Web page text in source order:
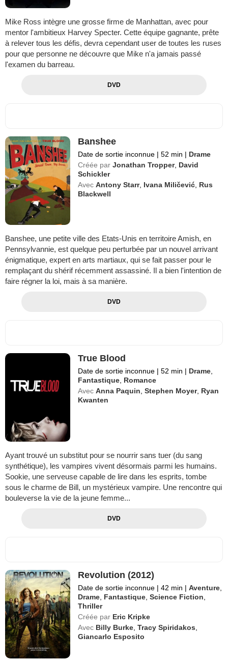
Mike Ross intègre une grosse firme de Manhattan, avec pour
mentor l'ambitieux Harvey Specter. Cette équipe gagnante, prête
à relever tous les défis, devra cependant user de toutes les ruses
pour que personne ne découvre que Mike n'a jamais passé
l'examen du barreau.
DVD
Banshee
Date de sortie inconnue | 52 min | Drame
Créée par Jonathan Tropper, David
Schickler
Avec Antony Starr, Ivana Miličević Rus
Blackwell
Banshee, une petite ville des Etats-Unis en territoire Amish, en
Pennsylvannie, est quelque peu perturbée par un nouvel arrivant
énigmatique, expert en arts martiaux, qui se fait passer pour le
remplaçant du shérif récemment assassiné. Il a bien l'intention de
faire régner la loi, mais à sa manière.
DVD
True Blood
Date de sortie inconnue | 52 min | Drame
Fantastique Romance
Avec Anna Paquin ,Stephen Moyer, Ryan
Kwanten
Ayant trouvé un substitut pour se nourrir sans tuer (du sang
synthétique), les vampires vivent désormais parmi les humains.
Sookie, une serveuse capable de lire dans les esprits, tombe
sous le charme de Bill, un mystérieux vampire. Une rencontre qui
bouleverse la vie de la jeune femme...
DVD
Revolution (2012)
Date de sortie inconnue | 42 min | Aventure
Drame Fantastique ,Science Fiction
Thriller
Créée par Eric Kripke
Avec Billy Burke ,Tracy Spiridakos
Giancarlo Esposito